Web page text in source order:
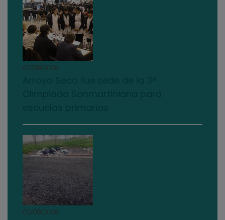
07/08/2026
05/08/2026